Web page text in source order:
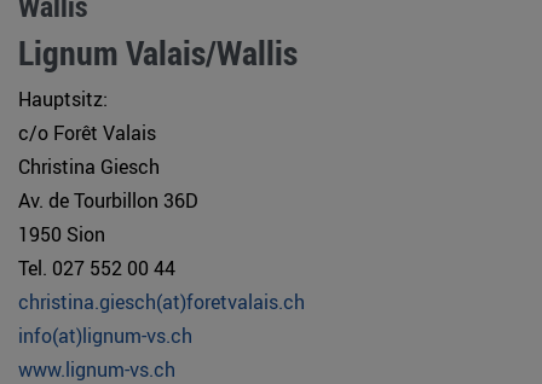
Lignum Valais/Wallis
Hauptsitz:
c/o Forêt Valais
Christina Giesch
Av. de Tourbillon 36D
1950 Sion
Tel. 027 552 00 44
christina.giesch(at)foretvalais.ch
info(at)lignum-vs.ch
www.lignum-vs.ch